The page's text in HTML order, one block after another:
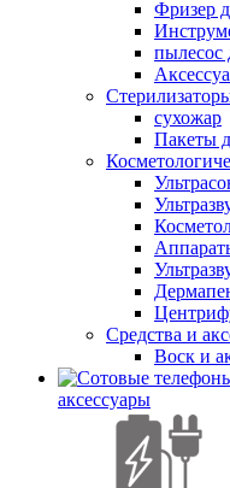
Фризер
пылесос
сухожар
Пакеты
Средства и
Воск и
аксессуары